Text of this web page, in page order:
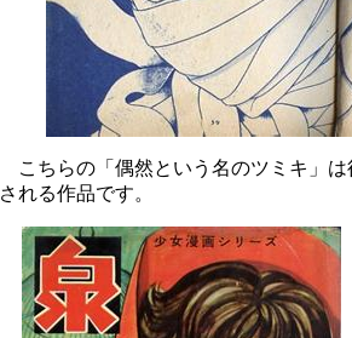
こちらの「偶然という名のツミキ」
される作品です。